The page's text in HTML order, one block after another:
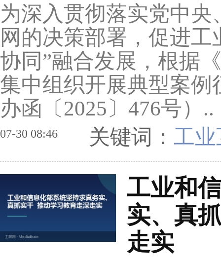
为深入贯彻落实党中
网的决策部署，促进
协同”融合发展，根据
集中组织开展典型案
办函〔2025〕476号）..
07-30 08:46 关键词： 工
工业和
实、真
走实